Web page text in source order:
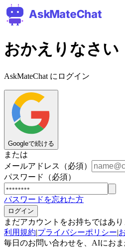
おかえりなさい
AskMateChat にログイン
Googleで続ける
または
メールアドレス
（必須）
パスワード
（必須）
パスワードを忘れた方
ログイン
まだアカウントをお持ちではあり
利用規約|プライバシーポリシー|
毎日のお問い合わせを、AIにお